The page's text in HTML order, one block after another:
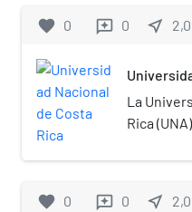
la ciudad de
favorite 0 reviews 0 near_me
La
Rica
Rica,
favorite 0 reviews 0 near_me